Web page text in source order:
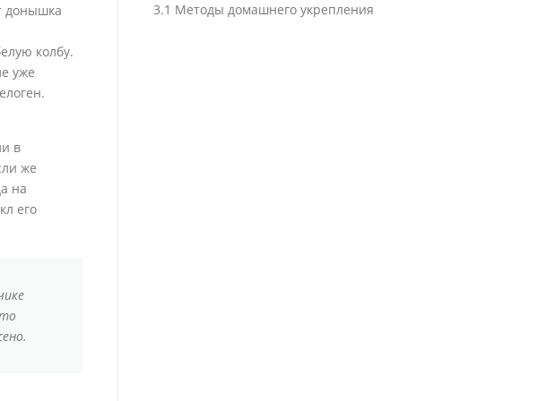
донышка
колбу.
уже
в
же
на
его
3.1 Методы домашнего укрепления